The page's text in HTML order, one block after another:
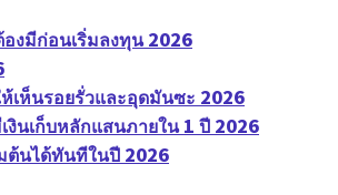
งมีก่อนเริ่มลงทุน 2026
เห็นรอยรั่วและอุดมันซะ 2026
นเก็บหลักแสนภายใน 1 ปี 2026
ต้นได้ทันทีในปี 2026